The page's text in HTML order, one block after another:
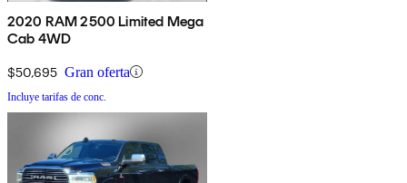
2020 RAM 2500 Limited Mega
Cab 4WD
$50,695 Gran oferta
Incluye tarifas de conc.